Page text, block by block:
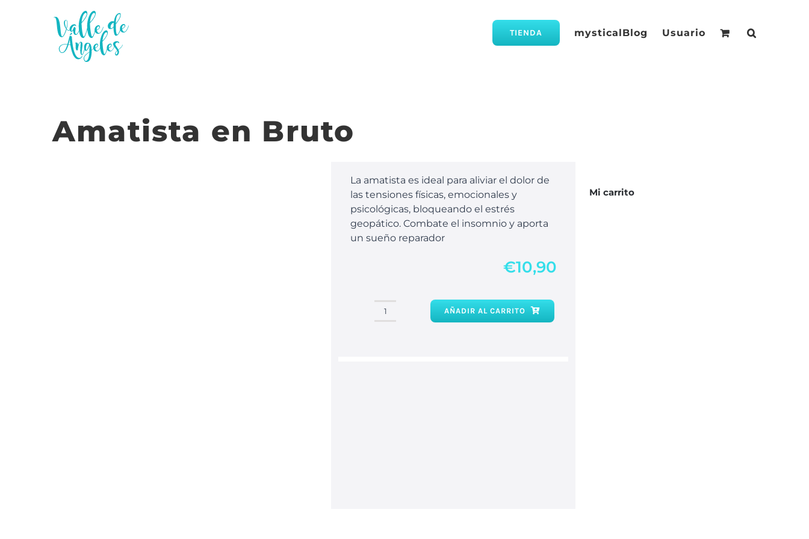
TIENDA mysticalBlog Usuario
Amatista en Bruto
La amatista es ideal para aliviar el dolor de
las tensiones físicas, emocionales y
psicológicas, bloqueando el estrés
geopático. Combate el insomnio y aporta
un sueño reparador
€10,90
Amatista
AÑADIR AL CARRITO
Mi carrito